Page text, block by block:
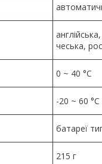
чеська,
0 ~ 40 °C
-20 ~ 60 °C
батареї
215 г